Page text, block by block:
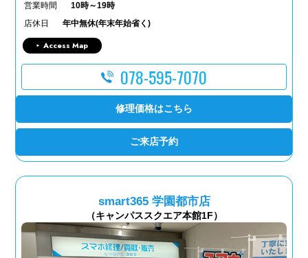
営業時間
10時～19時
店休日
年中無休(年末年始省く)
Access Map
078-595-7070
修理価格はこちら
ご来店予約
smart365 学園都市店
（キャンパススクエア本館1F）